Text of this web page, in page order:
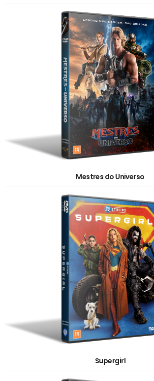
Mestres do Universo
Supergirl